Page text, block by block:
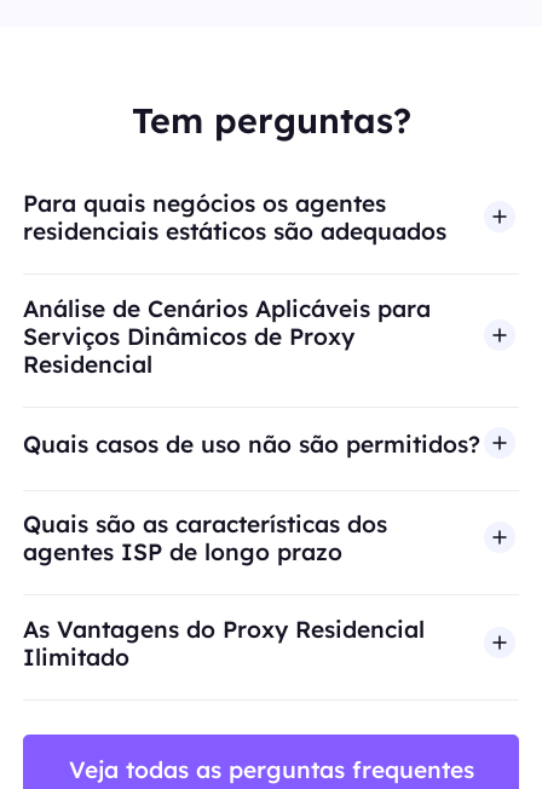
Tem perguntas?
Para quais negócios os agentes
residenciais estáticos são adequados
Análise de Cenários Aplicáveis para
Serviços Dinâmicos de Proxy
Residencial
Quais casos de uso não são permitidos?
A BestProxy não oferece suporte a fraude,
Quais são as características dos
agentes ISP de longo prazo
As Vantagens do Proxy Residencial
Ilimitado
Veja todas as perguntas frequentes